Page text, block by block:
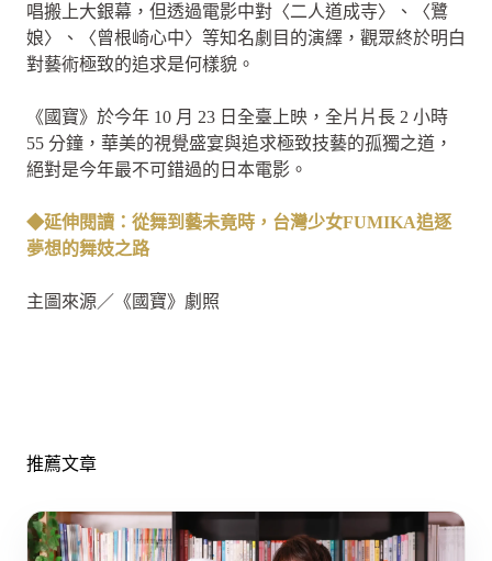
唱搬上大銀幕，但透過電影中對〈二人道成寺〉、〈鷺
娘〉、〈曾根崎心中〉等知名劇目的演繹，觀眾終於明白
對藝術極致的追求是何樣貌。
《國寶》於今年 10 月 23 日全臺上映，全片片長 2 小時
55 分鐘，華美的視覺盛宴與追求極致技藝的孤獨之道，
絕對是今年最不可錯過的日本電影。
◆延伸閱讀：從舞到藝未竟時，台灣少女FUMIKA追逐
夢想的舞妓之路
主圖來源／《國寶》劇照
推薦文章